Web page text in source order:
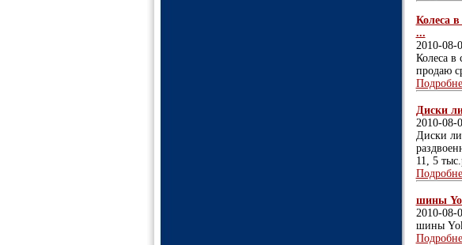
Колеса
...
2010-08-
Колеса в
продаю
Диски
2010-08-
Диски
11, 5
шины
2010-08-
шины